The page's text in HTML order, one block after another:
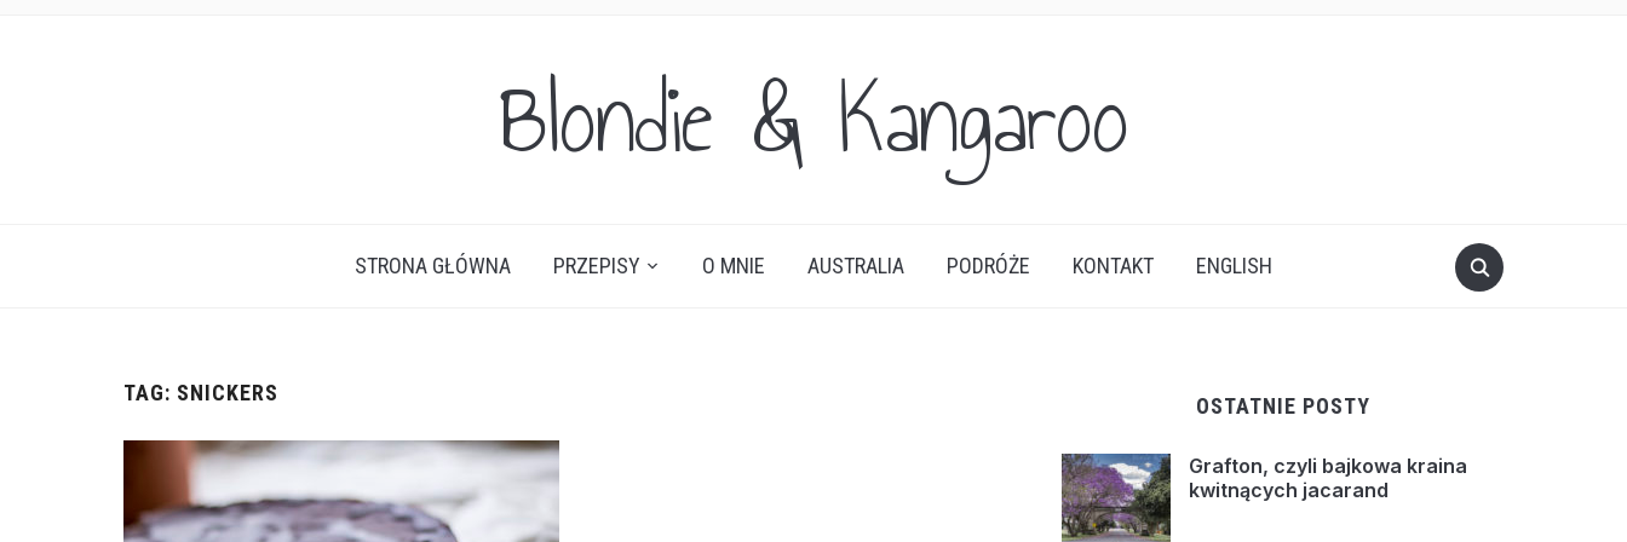
Blondie & Kangaroo
STRONA GŁÓWNA PRZEPISY O MNIE AUSTRALIA PODRÓŻE KONTAKT ENGLISH
TAG: SNICKERS
OSTATNIE POSTY
Grafton, czyli bajkowa kraina
kwitnących jacarand